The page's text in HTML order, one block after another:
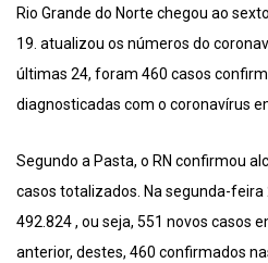
Rio Grande do Norte chegou ao
19. atualizou os números do
últimas 24, foram 460 casos
diagnosticadas com o coronavírus
Segundo a Pasta, o RN confirmou
casos totalizados. Na segunda-
492.824 , ou seja, 551 novos casos
anterior, destes, 460 confirmados